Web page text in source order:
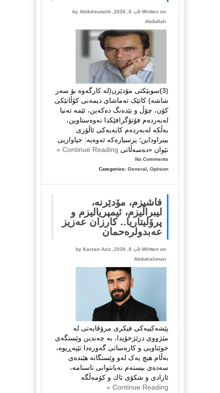
Written on ئاب 8, 2026, by
Abdulmutalib
Abdullah
(3)سوبێکتی مۆدێرن(لە کارگەوە بۆ سەر
شاشە) کاتێک تەماشای دیمەنی کۆڵانێکی
کۆن، چۆڵ و بێدەنگ دەكەین، ئێمە تەنیا
لەبەردەم فۆتۆگرافێکدا نەوەستاوین،
بەڵكە لەبەردەم کایەیەکی ئاڵۆزی
بینراوداین؛ پرسیارەكە ئەوەیە: جیاوازیی
نێوان «دەسەڵاتی
No Comments
Categories: General Opinion
فاشیزم، مۆدێرنە،
لیبراڵیزم، ئیمپریالیزم و
پرۆلیتاریا.. کارزان عەزیز
عەبدولرەحمان
Written on ئاب 8, 2026, by
Karzan Aziz
Abdulrahman
پێشەکییەکی فیکری مرۆڤایەتی لە
مێژووی درێژخۆیدا، بە چەندین وێستگەی
خوێناویی و کارەساتی گەورەدا تێپەڕیوە،
بەڵام هیچ یەک لەو وێستگانە هێندەی
سەدەی بیستەم نەیانتوانی ناسنامە،
ئازادی و شکۆی تاك و کۆمەڵگە
Continue Reading »